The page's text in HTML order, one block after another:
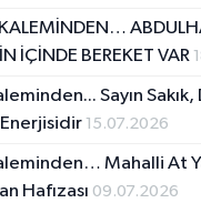
İÇİNDE BEREKET VAR
Sayın
Enerjisidir 15.07.2026
Mahalli At
Hafızası 09.07.2026